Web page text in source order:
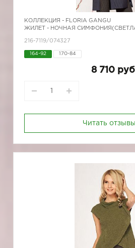
КОЛЛЕКЦИЯ - FLORIA GANGU
ЖИЛЕТ - НОЧНАЯ
216-7119/074327
164-92 170-84
8 710 руб
Читать отзывы